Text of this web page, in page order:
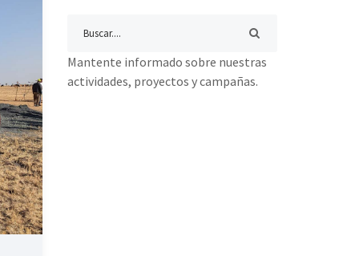
Mantente informado sobre nuestras
actividades, proyectos y campañas.